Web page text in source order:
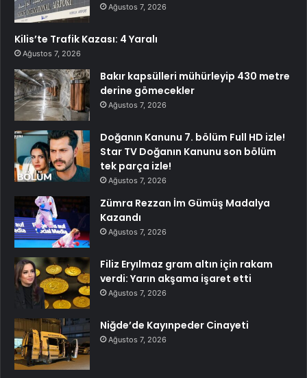
Ağustos 7, 2026
Kilis’te Trafik Kazası: 4 Yaralı
Ağustos 7, 2026
Bakır kapsülleri mühürleyip 430 metre
derine gömecekler
Ağustos 7, 2026
Doğanın Kanunu 7. bölüm Full HD izle!
Star TV Doğanın Kanunu son bölüm
tek parça izle!
Ağustos 7, 2026
Zümra Rezzan İm Gümüş Madalya
Kazandı
Ağustos 7, 2026
Filiz Eryılmaz gram altın için rakam
verdi: Yarın akşama işaret etti
Ağustos 7, 2026
Niğde’de Kayınpeder Cinayeti
Ağustos 7, 2026